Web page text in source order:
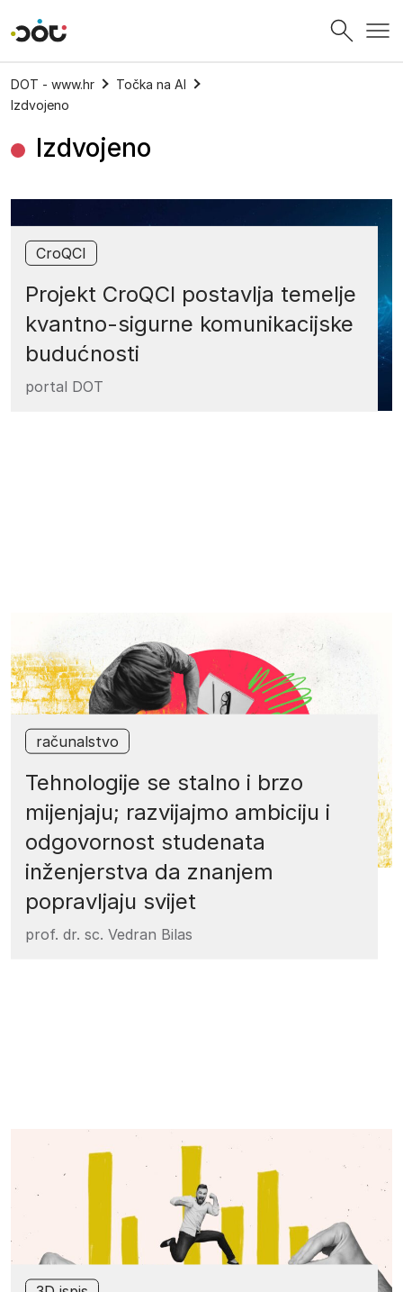
Povratak na naslovnicu
DOT - www.hr
Točka na AI
Izdvojeno
Izdvojeno
CroQCI
Projekt CroQCI postavlja temelje
kvantno-sigurne komunikacijske
budućnosti
portal DOT
računalstvo
Tehnologije se stalno i brzo
mijenjaju; razvijajmo ambiciju i
odgovornost studenata
inženjerstva da znanjem
popravljaju svijet
prof. dr. sc. Vedran Bilas